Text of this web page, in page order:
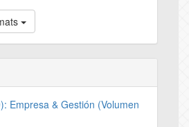
Empresa & Gestión (Volumen